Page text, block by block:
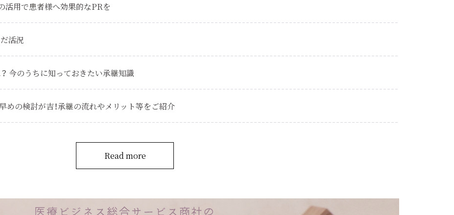
活用で患者様へ効果的なPRを
活況
今のうちに知っておきたい承継知識
めの検討が吉！承継の流れやメリット等をご紹介
Read more